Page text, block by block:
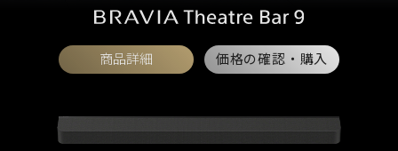
商品詳細 価格の確認・購入